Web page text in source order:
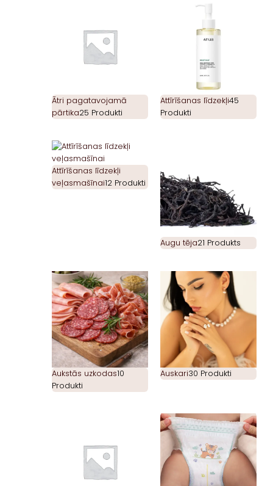
Ātri pagatavojamā
pārtika25 Produkti
Attīrīšanas līdzekļi45
Produkti
Attīrīšanas līdzekļi
veļasmašīnai12 Produkti
Augu tēja21 Produkts
Aukstās uzkodas10
Produkti
Auskari30 Produkti